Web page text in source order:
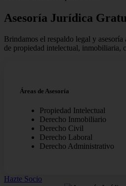
Asesoría Jurídica
Brindamos el respaldo legal y asesoría
de propiedad intelectual, inmobiliaria,
Áreas de Asesoría
Propiedad Intelectual
Derecho Inmobiliario
Derecho Civil
Derecho Laboral
Derecho Administrativo
Hazte Socio